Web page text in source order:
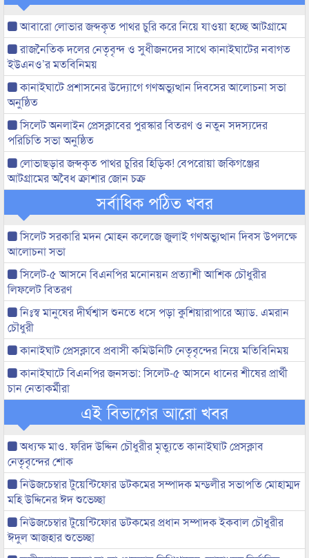
আবারো লোভার জব্দকৃত পাথর চুরি করে নিয়ে যাওয়া হচ্ছে আটগ্রামে
রাজনৈতিক দলের নেতৃবৃন্দ ও সুধীজনদের সাথে কানাইঘাটের নবাগত
ইউএনও’র মতবিনিময়
কানাইঘাটে প্রশাসনের উদ্যোগে গণঅভ্যুত্থান দিবসের আলোচনা সভা
অনুষ্ঠিত
সিলেট অনলাইন প্রেসক্লাবের পুরস্কার বিতরণ ও নতুন সদস্যদের
পরিচিতি সভা অনুষ্ঠিত
লোভাছড়ার জব্দকৃত পাথর চুরির হিড়িক! বেপরোয়া জকিগঞ্জের
আটগ্রামের অবৈধ ক্রাশার জোন চক্র
সর্বাধিক পঠিত খবর
সিলেট সরকারি মদন মোহন কলেজে জুলাই গণঅভ্যুত্থান দিবস উপলক্ষে
আলোচনা সভা
সিলেট-৫ আসনে বিএনপির মনোনয়ন প্রত্যাশী আশিক চৌধুরীর
লিফলেট বিতরণ
নিঃস্ব মানুষের দীর্ঘশ্বাস শুনতে ধসে পড়া কুশিয়ারাপারে অ্যাড. এমরান
চৌধুরী
কানাইঘাট প্রেসক্লাবে প্রবাসী কমিউনিটি নেতৃবৃন্দের নিয়ে মতিবিনিময়
কানাইঘাটে বিএনপির জনসভা: সিলেট-৫ আসনে ধানের শীষের প্রার্থী
চান নেতাকর্মীরা
এই বিভাগের আরো খবর
অধ্যক্ষ মাও. ফরিদ উদ্দিন চৌধুরীর মৃত্যুতে কানাইঘাট প্রেসক্লাব
নেতৃবৃন্দের শোক
নিউজচেম্বার টুয়েন্টিফোর ডটকমের সম্পাদক মন্ডলীর সভাপতি মোহাম্মদ
মহি উদ্দিনের ঈদ শুভেচ্ছা
নিউজচেম্বার টুয়েন্টিফোর ডটকমের প্রধান সম্পাদক ইকবাল চৌধুরীর
ঈদুল আজহার শুভেচ্ছা